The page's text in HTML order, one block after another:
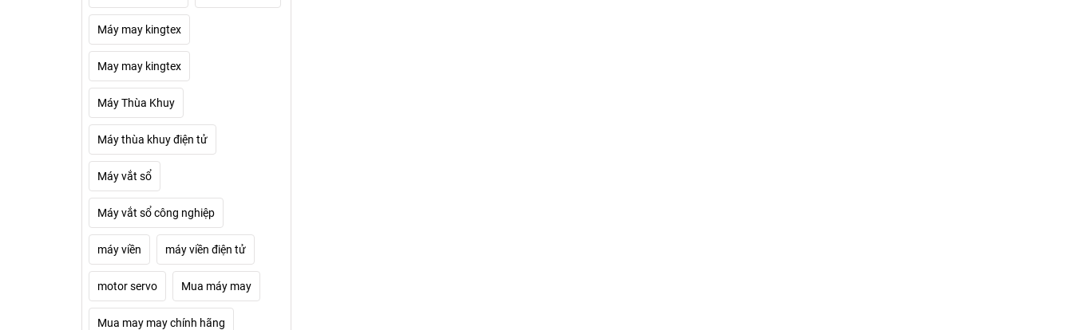
Máy may kingtex
May may kingtex
Máy Thùa Khuy
Máy thùa khuy điện tử
Máy vắt sổ
Máy vắt sổ công nghiệp
máy viền máy viền điện tử
motor servo Mua máy may
Mua may may chính hãng